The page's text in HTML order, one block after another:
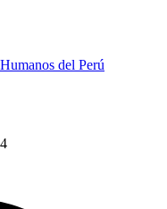
del Perú